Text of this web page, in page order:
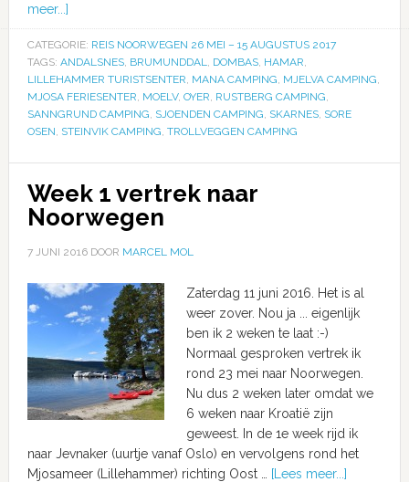
meer...]
CATEGORIE: REIS NOORWEGEN 26 MEI – 15 AUGUSTUS 2017
TAGS: ANDALSNES, BRUMUNDDAL, DOMBAS, HAMAR,
LILLEHAMMER TURISTSENTER, MANA CAMPING, MJELVA CAMPING,
MJOSA FERIESENTER, MOELV, OYER, RUSTBERG CAMPING,
SANNGRUND CAMPING, SJOENDEN CAMPING, SKARNES, SORE
OSEN, STEINVIK CAMPING, TROLLVEGGEN CAMPING
Week 1 vertrek naar
Noorwegen
7 JUNI 2016DOOR MARCEL MOL
Zaterdag 11 juni 2016. Het is al
weer zover. Nou ja ... eigenlijk
ben ik 2 weken te laat :-)
Normaal gesproken vertrek ik
rond 23 mei naar Noorwegen.
Nu dus 2 weken later omdat we
6 weken naar Kroatië zijn
geweest. In de 1e week rijd ik
naar Jevnaker (uurtje vanaf Oslo) en vervolgens rond het
Mjosameer (Lillehammer) richting Oost …
[Lees meer...]